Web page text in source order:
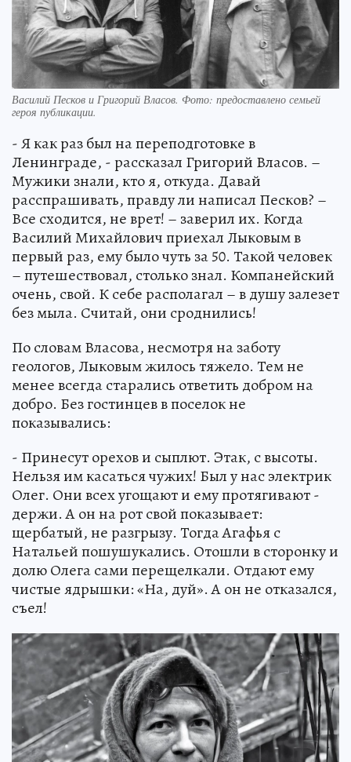
Василий Песков и Григорий Власов. Фото: предоставлено семьей
героя публикации.
- Я как раз был на переподготовке в
Ленинграде, - рассказал Григорий Власов. –
Мужики знали, кто я, откуда. Давай
расспрашивать, правду ли написал Песков? –
Все сходится, не врет! – заверил их. Когда
Василий Михайлович приехал Лыковым в
первый раз, ему было чуть за 50. Такой человек
– путешествовал, столько знал. Компанейский
очень, свой. К себе располагал – в душу залезет
без мыла. Считай, они сроднились!
По словам Власова, несмотря на заботу
геологов, Лыковым жилось тяжело. Тем не
менее всегда старались ответить добром на
добро. Без гостинцев в поселок не
показывались:
- Принесут орехов и сыплют. Этак, с высоты.
Нельзя им касаться чужих! Был у нас электрик
Олег. Они всех угощают и ему протягивают -
держи. А он на рот свой показывает:
щербатый, не разгрызу. Тогда Агафья с
Натальей пошушукались. Отошли в сторонку и
долю Олега сами перещелкали. Отдают ему
чистые ядрышки: «На, дуй». А он не отказался,
съел!